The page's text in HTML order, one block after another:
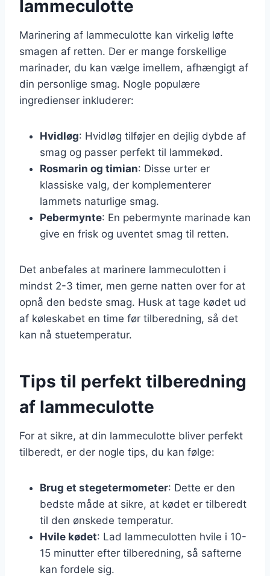
lammeculotte
Marinering af lammeculotte kan virkelig løfte
smagen af retten. Der er mange forskellige
marinader, du kan vælge imellem, afhængigt af
din personlige smag. Nogle populære
ingredienser inkluderer:
Hvidløg: Hvidløg tilføjer en dejlig dybde af
smag og passer perfekt til lammekød.
Rosmarin og timian: Disse urter er
klassiske valg, der komplementerer
lammets naturlige smag.
Pebermynte: En pebermynte marinade kan
give en frisk og uventet smag til retten.
Det anbefales at marinere lammeculotten i
mindst 2-3 timer, men gerne natten over for at
opnå den bedste smag. Husk at tage kødet ud
af køleskabet en time før tilberedning, så det
kan nå stuetemperatur.
Tips til perfekt tilberedning
af lammeculotte
For at sikre, at din lammeculotte bliver perfekt
tilberedt, er der nogle tips, du kan følge:
Brug et stegetermometer: Dette er den
bedste måde at sikre, at kødet er tilberedt
til den ønskede temperatur.
Hvile kødet: Lad lammeculotten hvile i 10-
15 minutter efter tilberedning, så safterne
kan fordele sig.